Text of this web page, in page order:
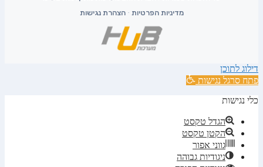
מדיניות הפרטיות ·הצהרת נגישות
דילוג לתוכן
פתח סרגל נגישות
כלי נגישות
הגדל טקסט
הקטן טקסט
גווני אפור
ניגודיות גבוהה